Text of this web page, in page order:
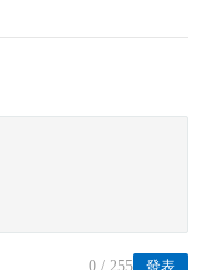
發表
0 / 255